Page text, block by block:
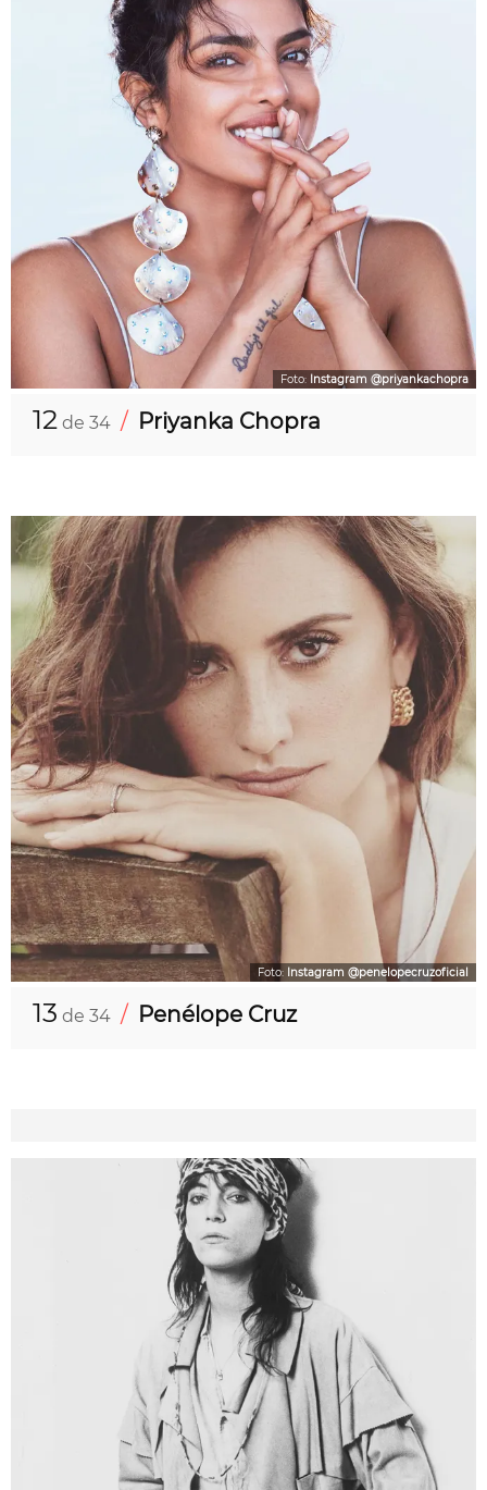
Foto: Instagram @priyankachopra
12 de 34 / Priyanka Chopra
Foto: Instagram @penelopecruzoficial
13 de 34 / Penélope Cruz